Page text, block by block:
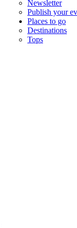
Newsletter
Publish your
Places to go
Destinations
Tops